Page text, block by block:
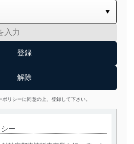
ポリシーに同意の上、登録して下さい。
ー